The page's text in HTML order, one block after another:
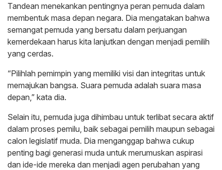
Tandean menekankan pentingnya peran pemuda dalam
membentuk masa depan negara. Dia mengatakan bahwa
semangat pemuda yang bersatu dalam perjuangan
kemerdekaan harus kita lanjutkan dengan menjadi pemilih
yang cerdas.
“Pilihlah pemimpin yang memiliki visi dan integritas untuk
memajukan bangsa. Suara pemuda adalah suara masa
depan,” kata dia.
Selain itu, pemuda juga dihimbau untuk terlibat secara aktif
dalam proses pemilu, baik sebagai pemilih maupun sebagai
calon legislatif muda. Dia menganggap bahwa cukup
penting bagi generasi muda untuk merumuskan aspirasi
dan ide-ide mereka dan menjadi agen perubahan yang